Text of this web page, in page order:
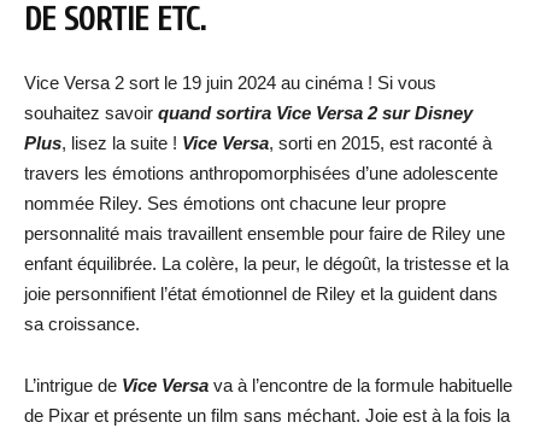
DE SORTIE ETC.
Vice Versa 2 sort le 19 juin 2024 au cinéma ! Si vous
souhaitez savoir quand sortira Vice Versa 2 sur Disney
Plus, lisez la suite ! Vice Versa, sorti en 2015, est raconté à
travers les émotions anthropomorphisées d’une adolescente
nommée Riley. Ses émotions ont chacune leur propre
personnalité mais travaillent ensemble pour faire de Riley une
enfant équilibrée. La colère, la peur, le dégoût, la tristesse et la
joie personnifient l’état émotionnel de Riley et la guident dans
sa croissance.
L’intrigue de Vice Versa va à l’encontre de la formule habituelle
de Pixar et présente un film sans méchant. Joie est à la fois la